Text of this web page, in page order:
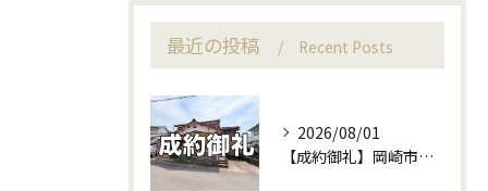
最近の投稿 Recent Posts
2026/08/01
【成約御礼】岡崎市東牧内町の土地が無事にご成約！他社で苦戦中の不動産売却もセンチュリー21W不動産販売にお任せください！